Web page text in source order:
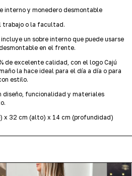
interno y monedero desmontable
trabajo o la facultad.
un sobre interno que puede usarse
en el frente.
de excelente calidad, con el logo Cajú
la hace ideal para el día a día o para
estilo.
diseño, funcionalidad y materiales
x 32 cm (alto) x 14 cm (profundidad)